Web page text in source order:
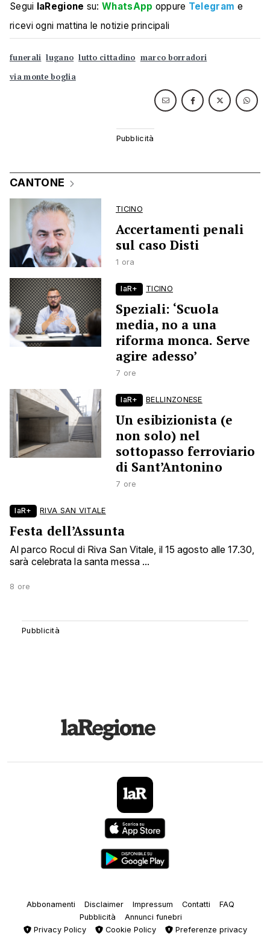
Segui laRegione su:WhatsApp oppure Telegram e
ricevi ogni mattina le notizie principali
funerali lugano lutto cittadino marco borradori
via monte boglia
CANTONE
TICINO
Accertamenti penali
sul caso Disti
1 ora
laR+ TICINO
Speziali: ‘Scuola
media, no a una
riforma monca. Serve
agire adesso’
7 ore
laR+ BELLINZONESE
Un esibizionista (e
non solo) nel
sottopasso ferroviario
di Sant’Antonino
7 ore
laR+ RIVA SAN VITALE
Festa dell’Assunta
Al parco Rocul di Riva San Vitale, il 15 agosto alle 17.30,
sarà celebrata la santa messa ...
8 ore
Abbonamenti Disclaimer Impressum Contatti
FAQ
Pubblicità
Annunci funebri
Privacy Policy
Cookie Policy Preferenze privacy